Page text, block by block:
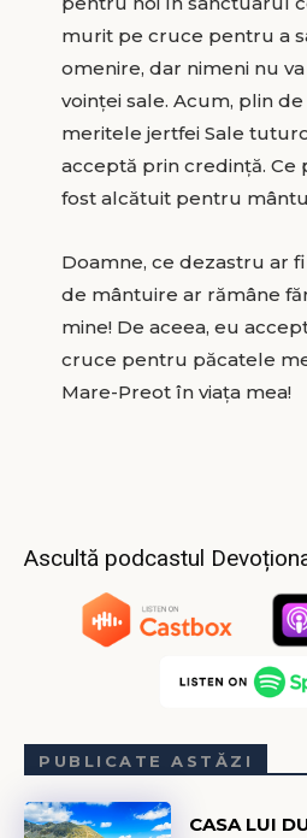
murit pe cruce pentru a
omenire, dar nimeni nu
voinţei sale. Acum, plin
meritele jertfei Sale
acceptă prin credinţă. Ce
fost alcătuit pentru
Doamne, ce dezastru ar
de mântuire ar rămâne
mine! De aceea, eu
cruce pentru păcatele
Mare-Preot în viaţa mea!
Ascultă podcastul
PUBLICATE ASTĂZI
CASA LUI